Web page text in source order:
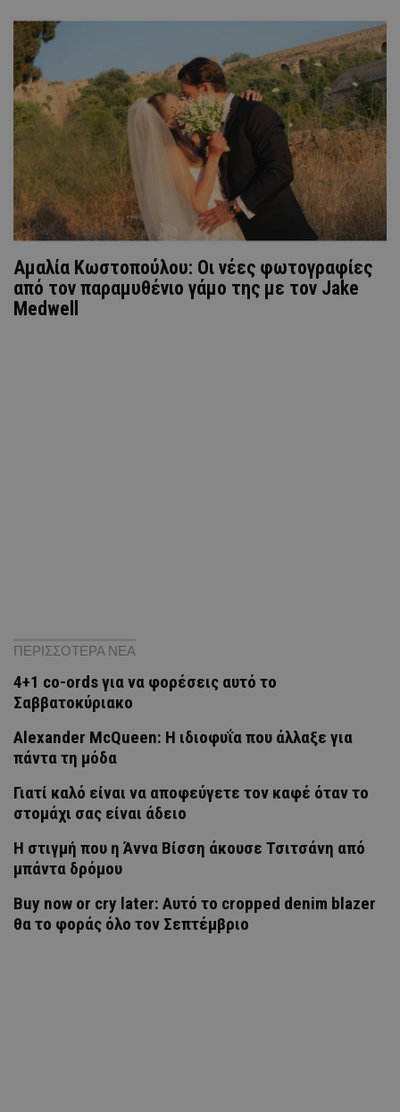
Αμαλία Κωστοπούλου: Οι νέες φωτογραφίες
από τον παραμυθένιο γάμο της με τον Jake
Medwell
ΠΕΡΙΣΣΟΤΕΡΑ ΝΕΑ
4+1 co-ords για να φορέσεις αυτό το
Σαββατοκύριακο
Alexander McQueen: Η ιδιοφυΐα που άλλαξε για
πάντα τη μόδα
Γιατί καλό είναι να αποφεύγετε τον καφέ όταν το
στομάχι σας είναι άδειο
H στιγμή που η Άννα Βίσση άκουσε Τσιτσάνη από
μπάντα δρόμου
Buy now or cry later: Αυτό το cropped denim blazer
θα το φοράς όλο τον Σεπτέμβριο